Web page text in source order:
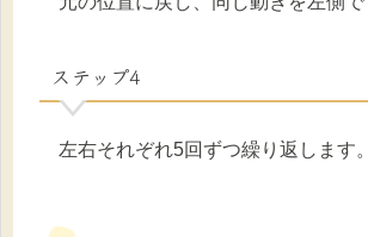
ステップ4
左右それぞれ5回ずつ繰り返します。